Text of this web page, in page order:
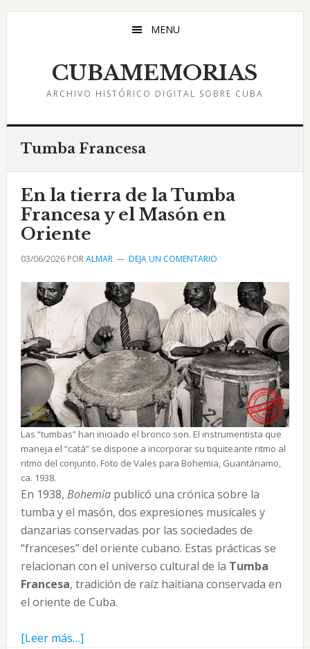
Saltar
Saltar
Saltar
MENU
CUBAMEMORIAS
ARCHIVO HISTÓRICO DIGITAL SOBRE CUBA
Tumba Francesa
En la tierra de la Tumba
Francesa y el Masón en
Oriente
03/06/2026PORALMAR DEJA UN COMENTARIO
Las “tumbas” han iniciado el bronco son. El instrumentista que
maneja el “catá” se dispone a incorporar su tiquiteante ritmo al
ritmo del conjunto. Foto de Vales para Bohemia, Guantánamo,
ca. 1938.
En 1938, Bohemiapublicó una crónica sobre la
tumba y el masón, dos expresiones musicales y
danzarias conservadas por las sociedades de
“franceses” del oriente cubano. Estas prácticas se
relacionan con el universo cultural de la Tumba
Francesa, tradición de raíz haitiana conservada en
el oriente de Cuba.
[Leer más…]acerca